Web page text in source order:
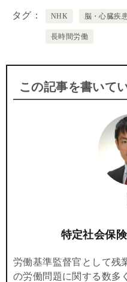
タグ NHK 脳・心臓疾
長時間労働
この記事を書いて
特定社会保
労働基準監督官として残
の労働問題に関する数多